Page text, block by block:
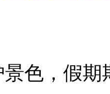
景色，假